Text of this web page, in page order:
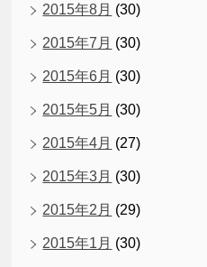
2015年8月 (30)
2015年7月 (30)
2015年6月 (30)
2015年5月 (30)
2015年4月 (27)
2015年3月 (30)
2015年2月 (29)
2015年1月 (30)